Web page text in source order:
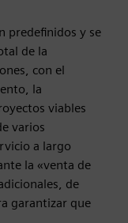
predefinidos y se
de la
con el
la
viables
varios
a largo
la «venta de
de
garantizar que